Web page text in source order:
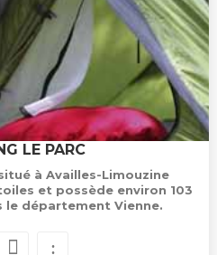
LE PARC
à Availles-Limouzine
et possède environ 103
le département Vienne.